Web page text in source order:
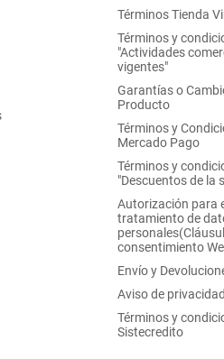
Términos Tienda
Términos y
"Actividades
vigentes"
Garantías o
Producto
Términos y
Mercado Pago
Términos y
"Descuentos de la
Autorización para
tratamiento de
consentimiento
Envío y
Aviso de privacidad
Términos y
Sistecredito